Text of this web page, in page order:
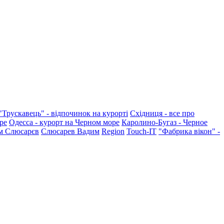
- відпочинок на курорті Східниця - все про
Одесса - курорт на Черном море Каролино-Бугаз - Черное
Слюсарєв Слюсарев Вадим Region Touch-IT "Фабрика вікон" -